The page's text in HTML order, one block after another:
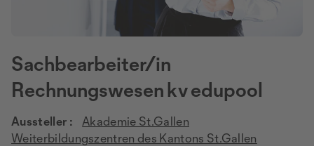
Sachbearbeiter/in
Rechnungswesen kv edupool
Aussteller :
Akademie St.Gallen
Weiterbildungszentren des Kantons St.Gallen